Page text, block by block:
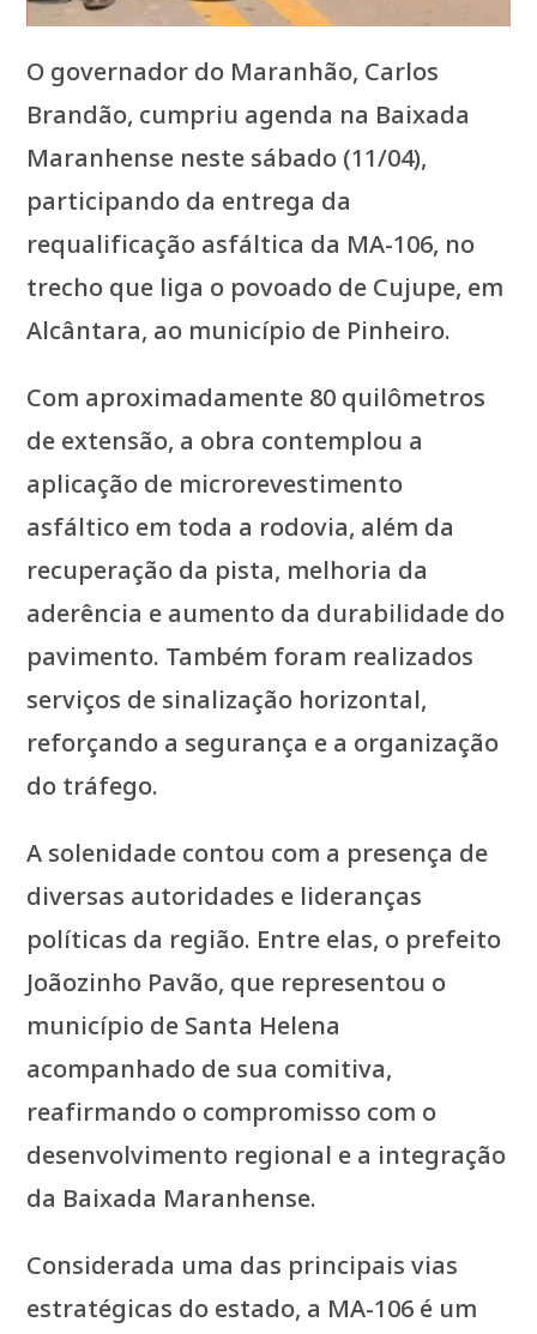
O governador do Maranhão, Carlos
Brandão, cumpriu agenda na Baixada
Maranhense neste sábado (11/04),
participando da entrega da
requalificação asfáltica da MA-106, no
trecho que liga o povoado de Cujupe, em
Alcântara, ao município de Pinheiro.
Com aproximadamente 80 quilômetros
de extensão, a obra contemplou a
aplicação de microrevestimento
asfáltico em toda a rodovia, além da
recuperação da pista, melhoria da
aderência e aumento da durabilidade do
pavimento. Também foram realizados
serviços de sinalização horizontal,
reforçando a segurança e a organização
do tráfego.
A solenidade contou com a presença de
diversas autoridades e lideranças
políticas da região. Entre elas, o prefeito
Joãozinho Pavão, que representou o
município de Santa Helena
acompanhado de sua comitiva,
reafirmando o compromisso com o
desenvolvimento regional e a integração
da Baixada Maranhense.
Considerada uma das principais vias
estratégicas do estado, a MA-106 é um